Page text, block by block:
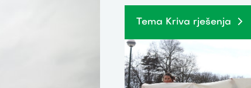
Tema Kriva rješenja